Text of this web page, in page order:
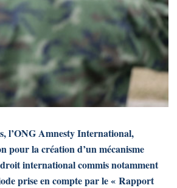
l’ONG Amnesty International,
pour la création d’un mécanisme
international commis notamment
prise en compte par le « Rapport